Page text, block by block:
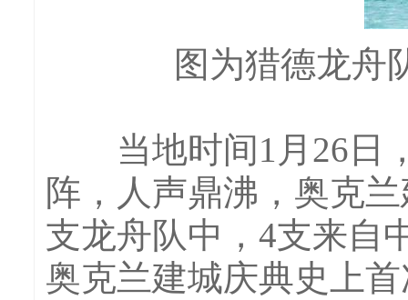
图为猎德龙舟
当地时间1月26日，
阵，人声鼎沸，奥克
支龙舟队中，4支来自
奥克兰建城庆典史上